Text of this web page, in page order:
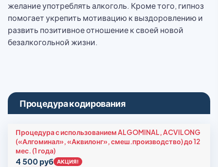
желание употреблять алкоголь. Кроме того, гипноз
помогает укрепить мотивацию к выздоровлению и
развить позитивное отношение к своей новой
безалкогольной жизни.
Процедура кодирования
Процедура с использованием ALGOMINAL, ACVILONG
(«Алгоминал», «Аквилонг», смеш.производство) до 12
мес. (1 года)
4 500 руб АКЦИЯ!